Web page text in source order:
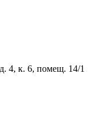
4, к. 6, помещ. 14/1